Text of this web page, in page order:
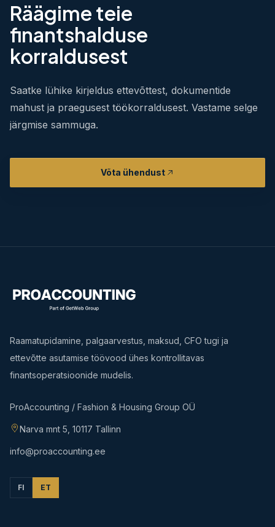
Räägime teie
finantshalduse
korraldusest
Saatke lühike kirjeldus ettevõttest, dokumentide
mahust ja praegusest töökorraldusest. Vastame selge
järgmise sammuga.
Võta ühendust
Raamatupidamine, palgaarvestus, maksud, CFO tugi ja
ettevõtte asutamise töövood ühes kontrollitavas
finantsoperatsioonide mudelis.
ProAccounting / Fashion & Housing Group OÜ
Narva mnt 5, 10117 Tallinn
info@proaccounting.ee
FI ET